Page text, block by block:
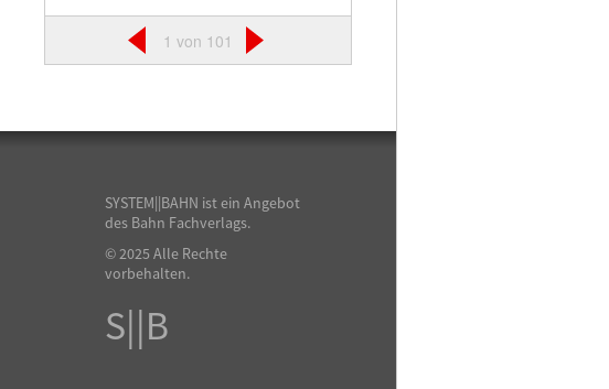
1 von 101
SYSTEM||BAHN ist ein Angebot
des Bahn Fachverlags.
© 2025 Alle Rechte
vorbehalten.
S||B